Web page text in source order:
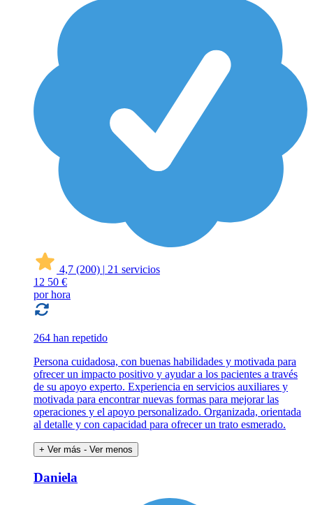
4,7 (200) | 21 servicios
12 50 €
por hora
264 han repetido
Persona cuidadosa, con buenas habilidades y motivada para
ofrecer un impacto positivo y ayudar a los pacientes a través
de su apoyo experto. Experiencia en servicios auxiliares y
motivada para encontrar nuevas formas para mejorar las
operaciones y el apoyo personalizado. Organizada, orientada
al detalle y con capacidad para ofrecer un trato esmerado.
+ Ver más - Ver menos
Daniela